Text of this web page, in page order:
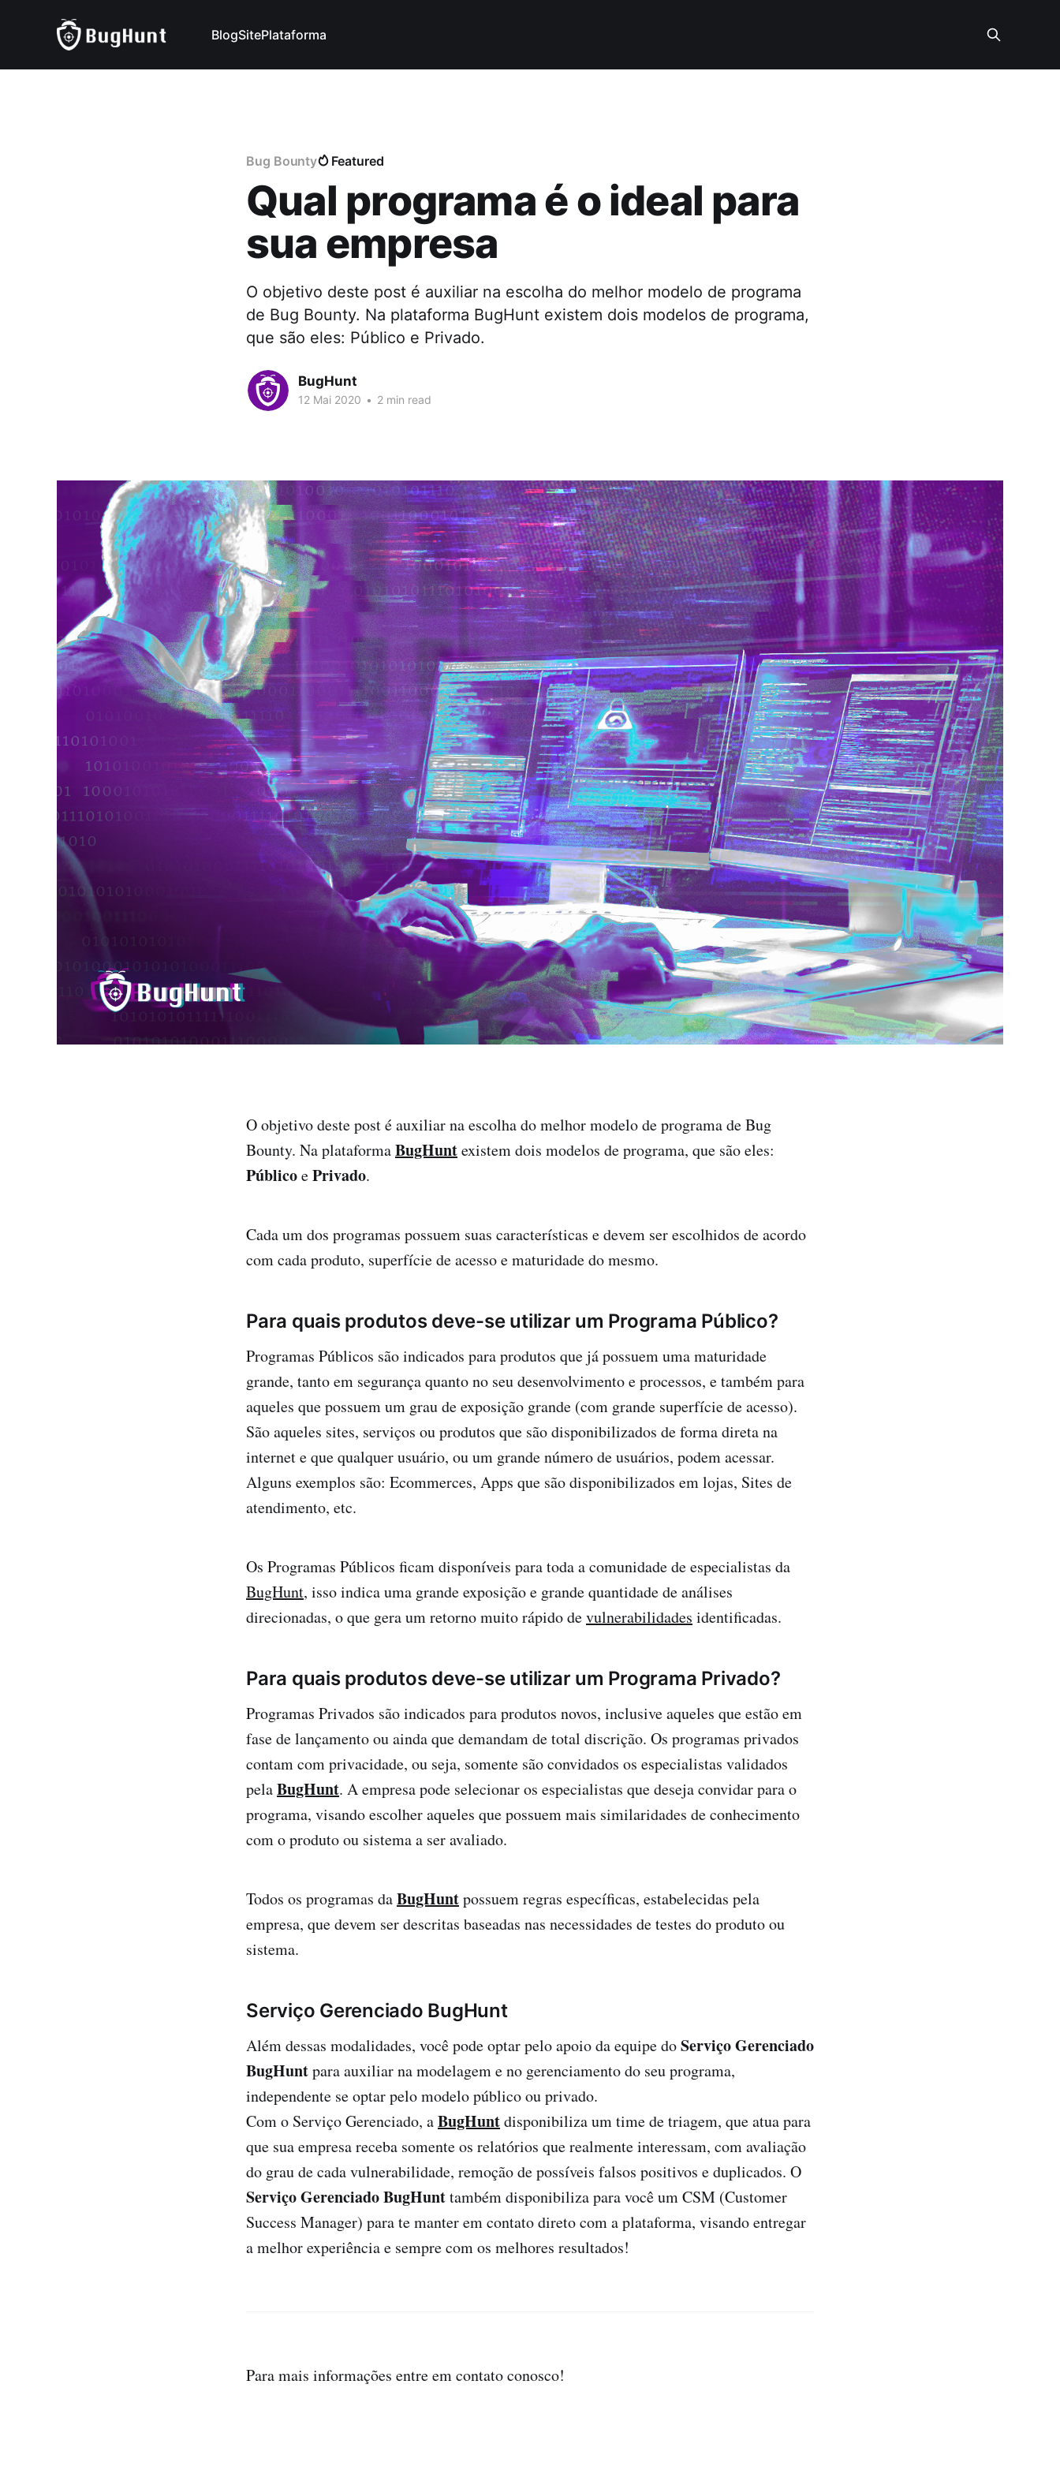
BlogSitePlataforma
Bug Bounty Featured
Qual programa é o ideal para
sua empresa
O objetivo deste post é auxiliar na escolha do melhor modelo de programa
de Bug Bounty. Na plataforma BugHunt existem dois modelos de programa,
que são eles: Público e Privado.
BugHunt
12 Mai 2020 • 2 min read
O objetivo deste post é auxiliar na escolha do melhor modelo de programa de Bug
Bounty. Na plataformaBugHuntexistem dois modelos de programa, que são eles:
PúblicoePrivado.
Cada um dos programas possuem suas características e devem ser escolhidos de acordo
com cada produto, superfície de acesso e maturidade do mesmo.
Para quais produtos deve-se utilizar um Programa Público?
Programas Públicos são indicados para produtos que já possuem uma maturidade
grande, tanto em segurança quanto no seu desenvolvimento e processos, e também para
aqueles que possuem um grau de exposição grande (com grande superfície de acesso).
São aqueles sites, serviços ou produtos que são disponibilizados de forma direta na
internet e que qualquer usuário, ou um grande número de usuários, podem acessar.
Alguns exemplos são: Ecommerces, Apps que são disponibilizados em lojas, Sites de
atendimento, etc.
Os Programas Públicos ficam disponíveis para toda a comunidade de especialistas da
BugHunt, isso indica uma grande exposição e grande quantidade de análises
direcionadas, o que gera um retorno muito rápido devulnerabilidades identificadas.
Para quais produtos deve-se utilizar um Programa Privado?
Programas Privados são indicados para produtos novos, inclusive aqueles que estão em
fase de lançamento ou ainda que demandam de total discrição. Os programas privados
contam com privacidade, ou seja, somente são convidados os especialistas validados
pelaBugHunt. A empresa pode selecionar os especialistas que deseja convidar para o
programa, visando escolher aqueles que possuem mais similaridades de conhecimento
com o produto ou sistema a ser avaliado.
Todos os programas daBugHuntpossuem regras específicas, estabelecidas pela
empresa, que devem ser descritas baseadas nas necessidades de testes do produto ou
sistema.
Serviço Gerenciado BugHunt
Além dessas modalidades, você pode optar pelo apoio da equipe doServiço Gerenciado
BugHuntpara auxiliar na modelagem e no gerenciamento do seu programa,
independente se optar pelo modelo público ou privado.
Com o Serviço Gerenciado, aBugHuntdisponibiliza um time de triagem, que atua para
que sua empresa receba somente os relatórios que realmente interessam, com avaliação
do grau de cada vulnerabilidade, remoção de possíveis falsos positivos e duplicados. O
Serviço Gerenciado BugHunttambém disponibiliza para você um CSM (Customer
Success Manager) para te manter em contato direto com a plataforma, visando entregar
a melhor experiência e sempre com os melhores resultados!
Para mais informações entre em contato conosco!